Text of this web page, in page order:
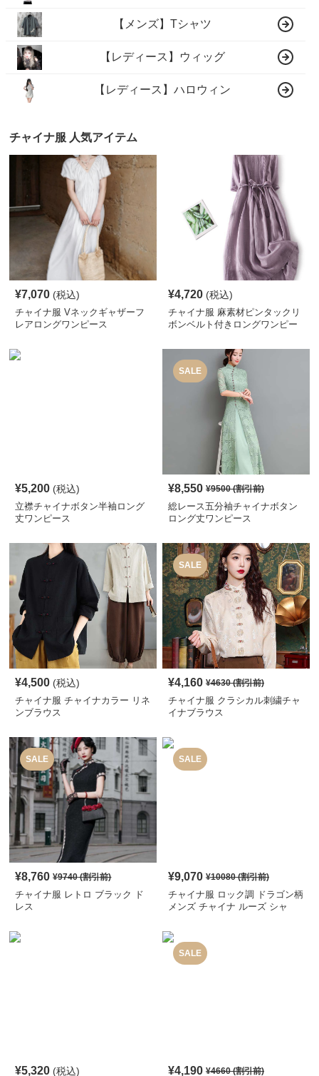
【メンズ】Tシャツ
【レディース】ウィッグ
【レディース】ハロウィン
チャイナ服 人気アイテム
¥7,070 (税込)
チャイナ服 Vネックギャザーフ
レアロングワンピース
¥4,720 (税込)
チャイナ服 麻素材ピンタックリ
ボンベルト付きロングワンピー
¥5,200 (税込)
立襟チャイナボタン半袖ロング
丈ワンピース
SALE
¥8,550 ¥9500(割引前)
総レース五分袖チャイナボタン
ロング丈ワンピース
¥4,500 (税込)
チャイナ服 チャイナカラー リネ
ンブラウス
SALE
¥4,160 ¥4630(割引前)
チャイナ服 クラシカル刺繍チャ
イナブラウス
SALE
¥8,760 ¥9740(割引前)
チャイナ服 レトロ ブラック ド
レス
SALE
¥9,070 ¥10080(割引前)
チャイナ服 ロック調 ドラゴン柄
メンズ チャイナ ルーズ シャ
¥5,320 (税込)
SALE
¥4,190 ¥4660(割引前)